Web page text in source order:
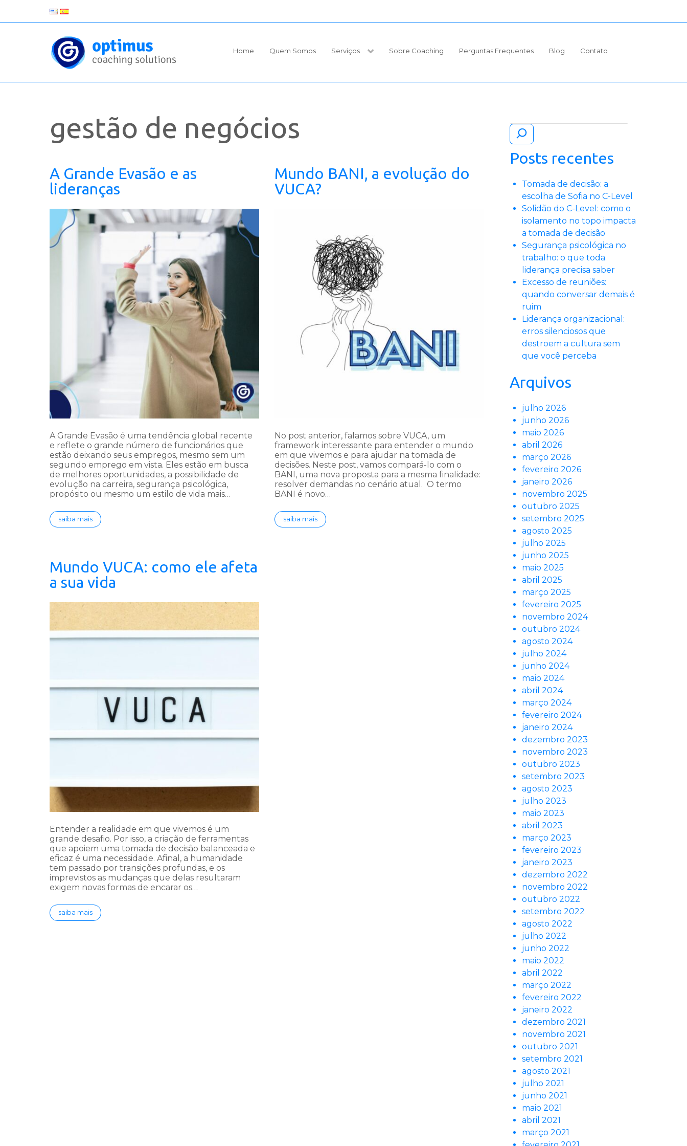
Home Quem Somos Serviços Sobre Coaching Perguntas Frequentes Blog Contato
gestão de negócios
A Grande Evasão e as
lideranças
A Grande Evasão é uma tendência global recente
e reflete o grande número de funcionários que
estão deixando seus empregos, mesmo sem um
segundo emprego em vista. Eles estão em busca
de melhores oportunidades, a possibilidade de
evolução na carreira, segurança psicológica,
propósito ou mesmo um estilo de vida mais…
saiba mais
Mundo BANI, a evolução do
VUCA?
No post anterior, falamos sobre VUCA, um
framework interessante para entender o mundo
em que vivemos e para ajudar na tomada de
decisões. Neste post, vamos compará-lo com o
BANI, uma nova proposta para a mesma finalidade:
resolver demandas no cenário atual. O termo
BANI é novo…
saiba mais
Mundo VUCA: como ele afeta
a sua vida
Entender a realidade em que vivemos é um
grande desafio. Por isso, a criação de ferramentas
que apoiem uma tomada de decisão balanceada e
eficaz é uma necessidade. Afinal, a humanidade
tem passado por transições profundas, e os
imprevistos as mudanças que delas resultaram
exigem novas formas de encarar os…
saiba mais
Posts recentes
Tomada de decisão: a
escolha de Sofia no C-Level
Solidão do C-Level: como o
isolamento no topo impacta
a tomada de decisão
Segurança psicológica no
trabalho: o que toda
liderança precisa saber
Excesso de reuniões:
quando conversar demais é
ruim
Liderança organizacional:
erros silenciosos que
destroem a cultura sem
que você perceba
Arquivos
julho 2026
junho 2026
maio 2026
abril 2026
março 2026
fevereiro 2026
janeiro 2026
novembro 2025
outubro 2025
setembro 2025
agosto 2025
julho 2025
junho 2025
maio 2025
abril 2025
março 2025
fevereiro 2025
novembro 2024
outubro 2024
agosto 2024
julho 2024
junho 2024
maio 2024
abril 2024
março 2024
fevereiro 2024
janeiro 2024
dezembro 2023
novembro 2023
outubro 2023
setembro 2023
agosto 2023
julho 2023
maio 2023
abril 2023
março 2023
fevereiro 2023
janeiro 2023
dezembro 2022
novembro 2022
outubro 2022
setembro 2022
agosto 2022
julho 2022
junho 2022
maio 2022
abril 2022
março 2022
fevereiro 2022
janeiro 2022
dezembro 2021
novembro 2021
outubro 2021
setembro 2021
agosto 2021
julho 2021
junho 2021
maio 2021
abril 2021
março 2021